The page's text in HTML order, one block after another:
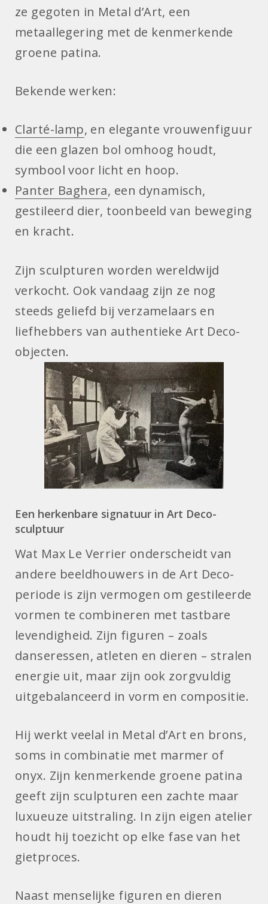
ze gegoten in Metal d’Art, een
metaallegering met de kenmerkende
groene patina.
Bekende werken:
Clarté-lamp, en elegante vrouwenfiguur
die een glazen bol omhoog houdt,
symbool voor licht en hoop.
Panter Baghera, een dynamisch,
gestileerd dier, toonbeeld van beweging
en kracht.
Zijn sculpturen worden wereldwijd
verkocht. Ook vandaag zijn ze nog
steeds geliefd bij verzamelaars en
liefhebbers van authentieke Art Deco-
objecten.
Een herkenbare signatuur in Art Deco-
sculptuur
Wat Max Le Verrier onderscheidt van
andere beeldhouwers in de Art Deco-
periode is zijn vermogen om gestileerde
vormen te combineren met tastbare
levendigheid. Zijn figuren – zoals
danseressen, atleten en dieren – stralen
energie uit, maar zijn ook zorgvuldig
uitgebalanceerd in vorm en compositie.
Hij werkt veelal in Metal d’Art en brons,
soms in combinatie met marmer of
onyx. Zijn kenmerkende groene patina
geeft zijn sculpturen een zachte maar
luxueuze uitstraling. In zijn eigen atelier
houdt hij toezicht op elke fase van het
gietproces.
Naast menselijke figuren en dieren